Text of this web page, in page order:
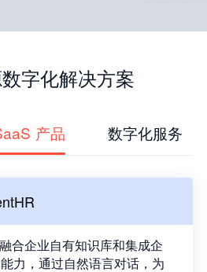
字化解决方案
产品 数字化服务
合企业自有知识库和集成企
力，通过自然语言对话，为